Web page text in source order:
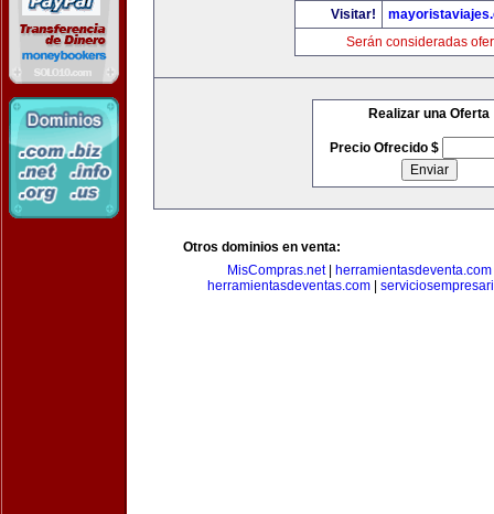
Visitar!
Serán consideradas
Realizar una Oferta
Precio Ofrecido $
Otros dominios en venta:
MisCompras.net| herramientasdeventa.com
herramientasdeventas.com